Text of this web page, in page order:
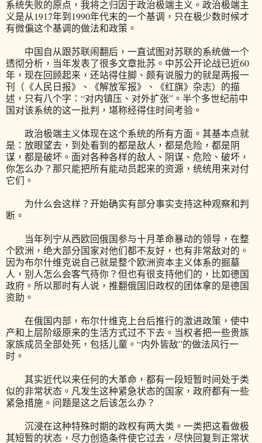
系统失败的原点，我将之归因于政治极端主义。政治极端主
义是从1917年到1990年代末的一个基调，只在极少数时候才
有微偏这个基调的做法和政策。
中国自从跟苏联闹翻后，一直试图对苏联的系统做一个
透彻分析，当年发表了很多文章批苏。中苏公开论战已近60
年，现在回顾起来，还站得住脚、颇有说服力的就是两报一
刊（《人民日报》、《解放军报》、《红旗》杂志）的描
述，只有八个字：“对内镇压、对外扩张”。半个多世纪前中
国对该系统的这一批判，堪称经得住时间考验。
政治极端主义体现在这个系统的所有方面。其基本点就
是：放眼望去，到处看到的都是敌人，都是危险，都是阴
谋，都是破坏。面对各种各样的敌人、阴谋、危险、破坏，
你怎么办？那只能把所有能动员起来的资源，统统用来对付
它们。
为什么会这样？开始确实有部分事实支持这种观察和判
断。
当年列宁从西欧回俄国参与十月革命暴动的领导，在整
个欧洲，绝大部分国家对他们都不友好，也有非常敌对的。
因为布尔什维克说自己就是整个欧洲资本主义体系的掘墓
人，别人怎么会客气待你？但也有很支持他们的，比如德国
政府。所以那时有人说，推翻俄国旧政权的团体拿的是德国
资助。
在俄国内部，布尔什维克上台后推行的激进政策，使中
产和上层阶级原来的生活方式过不下去。当权者把一些贵族
家族成员全部处死，包括儿童。“内外皆敌”的做法风行一
时。
其实近代以来任何的大革命，都有一段短暂时间处于类
似的非常状态。凡发生这种紧急状态的国家，政府都有一些
紧急措施。问题是这之后该怎么办？
沉浸在这种特殊时期的政权有两大类。一类把这看做极
其短暂的状态，尽力创造条件使它过去，尽快回复到正常状